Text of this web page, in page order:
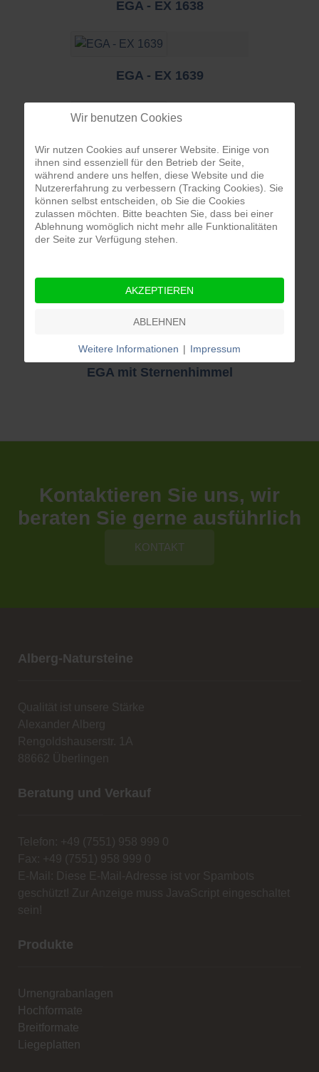
EGA - EX 1638
EGA - EX 1639
EGA - EX 1758
EGA mit Herz
EGA mit Sternenhimmel
EGA mit Sternenhimmel
Kontaktieren Sie uns, wir
beraten Sie gerne ausführlich
KONTAKT
Alberg-Natursteine
Qualität ist unsere Stärke
Alexander Alberg
Rengoldshauserstr. 1A
88662 Überlingen
Beratung und Verkauf
Telefon: +49 (7551) 958 999 0
Fax: +49 (7551) 958 999 0
E-Mail: Diese E-Mail-Adresse ist vor Spambots
geschützt! Zur Anzeige muss JavaScript eingeschaltet
sein!
Produkte
Urnengrabanlagen
Hochformate
Breitformate
Liegeplatten
Wir benutzen Cookies
Wir nutzen Cookies auf unserer Website. Einige von
ihnen sind essenziell für den Betrieb der Seite,
während andere uns helfen, diese Website und die
Nutzererfahrung zu verbessern (Tracking Cookies). Sie
können selbst entscheiden, ob Sie die Cookies
zulassen möchten. Bitte beachten Sie, dass bei einer
Ablehnung womöglich nicht mehr alle Funktionalitäten
der Seite zur Verfügung stehen.
AKZEPTIEREN
ABLEHNEN
Weitere Informationen | Impressum